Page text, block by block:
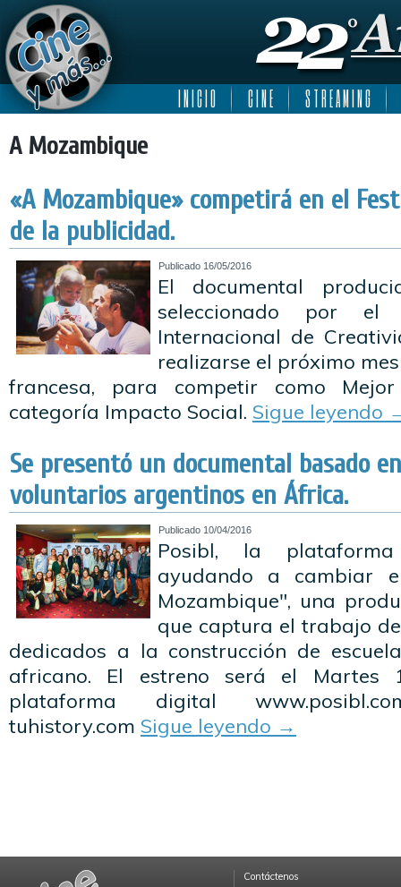
I N I C I O C I N E S T R E A M I N G
A Mozambique
«A Mozambique» competirá en el
de la publicidad.
Publicado 16/05/2016
El documental
seleccionado por el
Internacional de
realizarse el próximo
francesa, para competir como
categoría Impacto Social. Sigue leyendo
Se presentó un documental basado
voluntarios argentinos en África.
Publicado 10/04/2016
Posibl, la
ayudando a cambiar
Mozambique", una
que captura el trabajo
dedicados a la construcción de
africano. El estreno será el
plataforma digital
tuhistory.com Sigue leyendo →
Contáctenos